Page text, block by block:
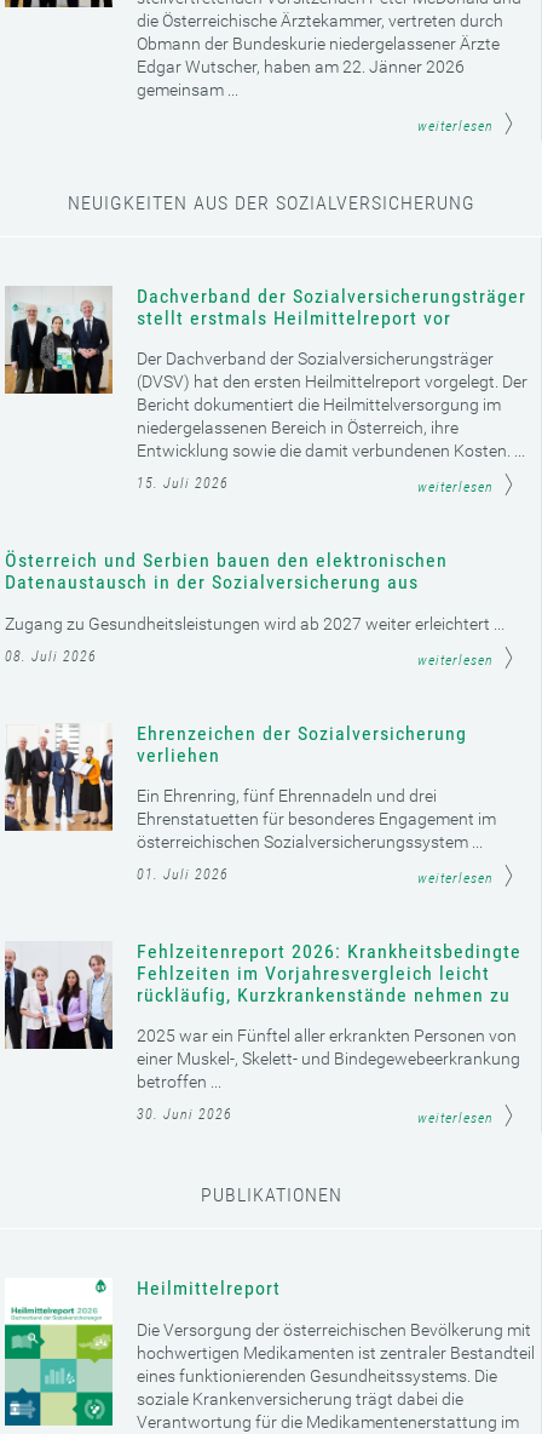
die Österreichische Ärztekammer, vertreten durch
Obmann der Bundeskurie niedergelassener Ärzte
Edgar Wutscher, haben am 22. Jänner 2026
gemeinsam ...
weiterlesen
NEUIGKEITEN AUS DER SOZIALVERSICHERUNG
Dachverband der Sozialversicherungsträger
stellt erstmals Heilmittelreport vor
Der Dachverband der Sozialversicherungsträger
(DVSV) hat den ersten Heilmittelreport vorgelegt. Der
Bericht dokumentiert die Heilmittelversorgung im
niedergelassenen Bereich in Österreich, ihre
Entwicklung sowie die damit verbundenen Kosten. ...
15. Juli 2026 weiterlesen
Österreich und Serbien bauen den elektronischen
Datenaustausch in der Sozialversicherung aus
Zugang zu Gesundheitsleistungen wird ab 2027 weiter erleichtert ...
08. Juli 2026 weiterlesen
Ehrenzeichen der Sozialversicherung
verliehen
Ein Ehrenring, fünf Ehrennadeln und drei
Ehrenstatuetten für besonderes Engagement im
österreichischen Sozialversicherungssystem ...
01. Juli 2026 weiterlesen
Fehlzeitenreport 2026: Krankheitsbedingte
Fehlzeiten im Vorjahresvergleich leicht
rückläufig, Kurzkrankenstände nehmen zu
2025 war ein Fünftel aller erkrankten Personen von
einer Muskel-, Skelett- und Bindegewebeerkrankung
betroffen ...
30. Juni 2026 weiterlesen
PUBLIKATIONEN
Heilmittelreport
Die Versorgung der österreichischen Bevölkerung mit
hochwertigen Medikamenten ist zentraler Bestandteil
eines funktionierenden Gesundheitssystems. Die
soziale Krankenversicherung trägt dabei die
Verantwortung für die Medikamentenerstattung im